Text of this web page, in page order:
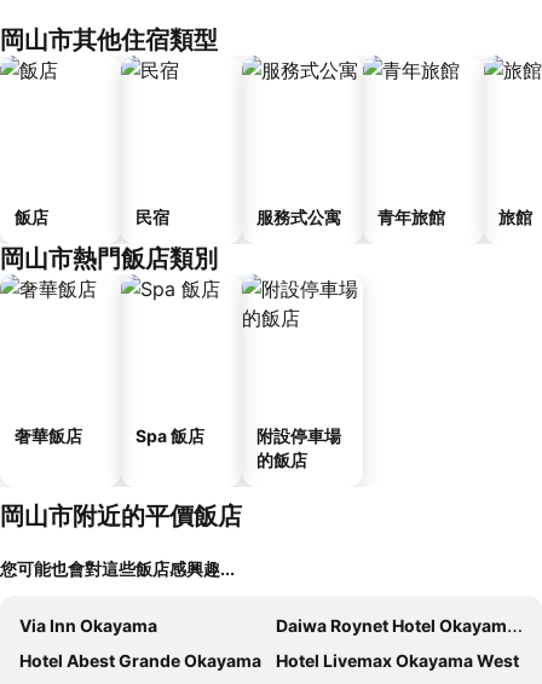
岡山市其他住宿類型
飯店 民宿 服務式公寓 青年旅館 旅館
岡山市熱門飯店類別
奢華飯店 Spa 飯店
附設停車場
的飯店
岡山市附近的平價飯店
您可能也會對這些飯店感興趣...
Via Inn Okayama
Daiwa Roynet Hotel Okayama Ekimae
Hotel Abest Grande Okayama
Hotel Livemax Okayama West